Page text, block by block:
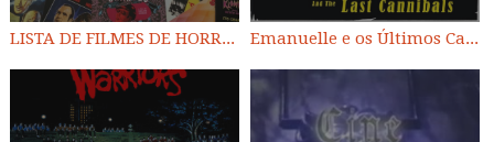
LISTA DE FILMES DE HORROR/ TRASH/ SUSPENSE/ SCI-FI/ EXPLOITATION E OUTROS Emanuelle e os Últimos Canibais